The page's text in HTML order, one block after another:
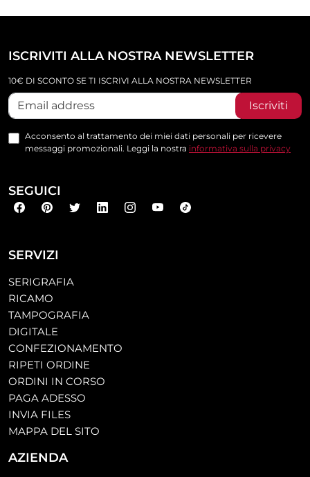
SERVIZI
SERIGRAFIA
RICAMO
TAMPOGRAFIA
DIGITALE
CONFEZIONAMENTO
RIPETI ORDINE
ORDINI IN CORSO
PAGA ADESSO
INVIA FILES
MAPPA DEL SITO
AZIENDA
ISCRIVITI ALLA NOSTRA NEWSLETTER
10€ DI SCONTO SE TI ISCRIVI ALLA NOSTRA NEWSLETTER
Iscriviti
Acconsento al trattamento dei miei dati personali per ricevere
messaggi promozionali. Leggi la nostra informativa sulla privacy
SEGUICI